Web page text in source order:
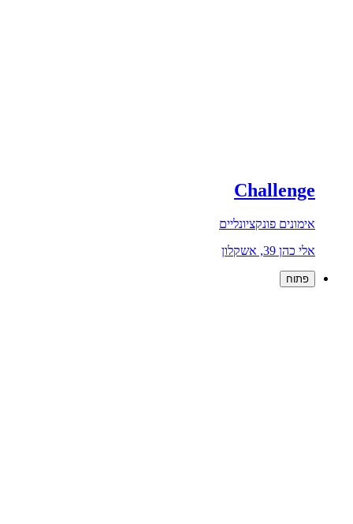
Challenge
אימונים פונקציונליים
אלי כהן 39, אשקלון
פתוח